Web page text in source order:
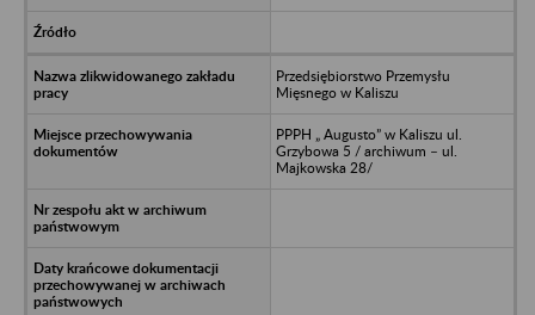
Przedsiębiorstwo Przemysłu
Mięsnego w Kaliszu
PPPH „ Augusto” w Kaliszu ul.
Grzybowa 5 / archiwum – ul.
Majkowska 28/